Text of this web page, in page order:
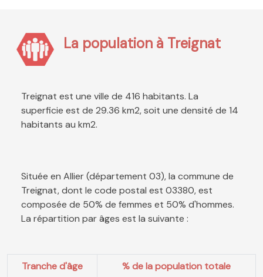
La population à Treignat
Treignat est une ville de 416 habitants. La
superficie est de 29.36 km2, soit une densité de 14
habitants au km2.
Située en Allier (département 03), la commune de
Treignat, dont le code postal est 03380, est
composée de 50% de femmes et 50% d'hommes.
La répartition par âges est la suivante :
Tranche d'âge
% de la population totale